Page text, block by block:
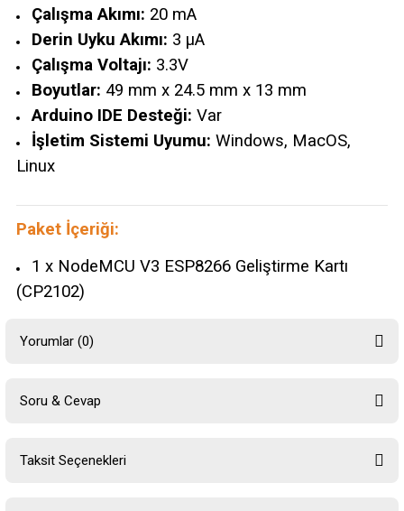
Çalışma Akımı: 20 mA
Derin Uyku Akımı: 3 µA
Çalışma Voltajı: 3.3V
Boyutlar: 49 mm x 24.5 mm x 13 mm
Arduino IDE Desteği: Var
İşletim Sistemi Uyumu: Windows, MacOS,
Linux
Paket İçeriği:
1 x NodeMCU V3 ESP8266 Geliştirme Kartı
(CP2102)
Yorumlar (0)
Soru & Cevap
Taksit Seçenekleri